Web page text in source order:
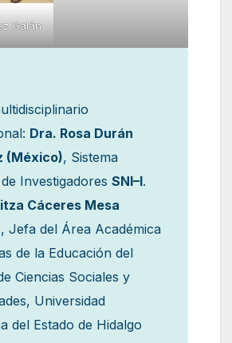
Galán
Dra. Rosa Durán
(México), Sistema
Investigadores SNI–I.
Cáceres Mesa
, Jefa del Área Académica
de la Educación del
Ciencias Sociales y
Universidad
del Estado de Hidalgo